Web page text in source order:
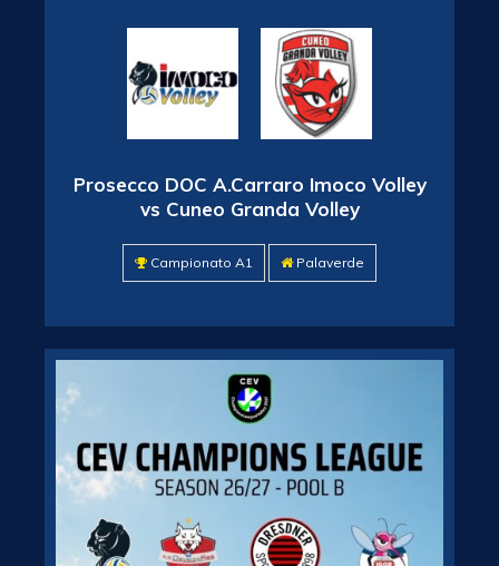
Prosecco DOC A.Carraro Imoco Volley
vs Cuneo Granda Volley
Campionato A1 Palaverde